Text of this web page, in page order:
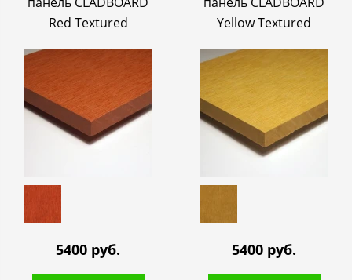
Red Textured
5400 руб.
Yellow Textured
5400 руб.